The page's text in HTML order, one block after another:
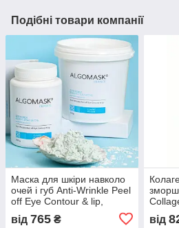
Подібні товари компанії
Маска для шкіри навколо
очей і губ Anti-Wrinkle Peel
off Eye Contour & lip,
від 765 ₴ від